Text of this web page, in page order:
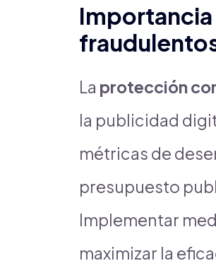
La protección
la publicidad
métricas de
presupuesto
Implementar
maximizar la